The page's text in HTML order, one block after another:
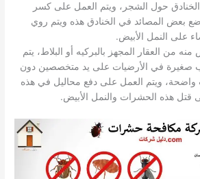
حول الشجر، ويتم العمل على كسر
بعض المصائد في الخنادق هذه ويتم روي
على النمل الأبيض.
من العقار المجهز بالبركيه أو البلاط، يتم
صغيرة في الأرضيات على يد متخصصين دون
ويتم العمل على دفع محاليل في هذه
قتل هذه الحشرات والنمل الأبيض.